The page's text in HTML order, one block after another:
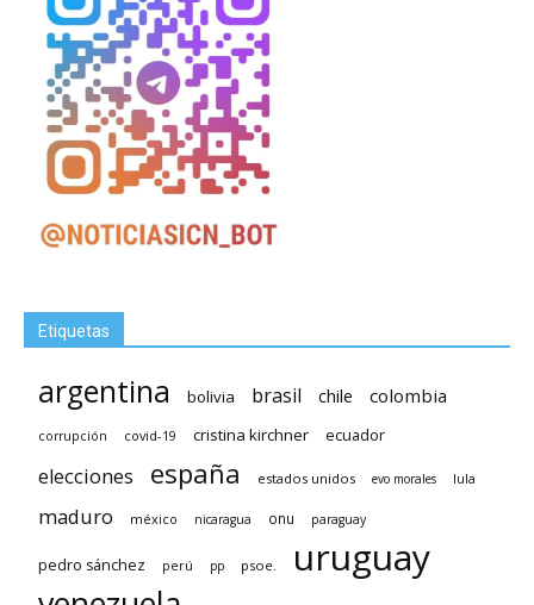
Etiquetas
argentina bolivia brasil chile colombia
corrupción covid-19 cristina kirchner ecuador
elecciones españa estados unidos evo morales lula
maduro méxico nicaragua onu paraguay
pedro sánchez perú pp psoe. uruguay